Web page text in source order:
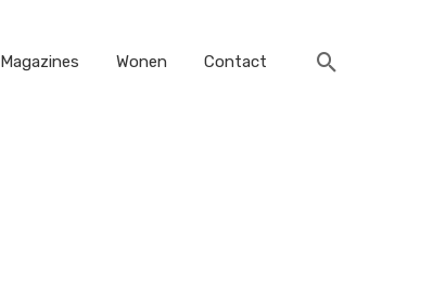
Magazines Wonen Contact